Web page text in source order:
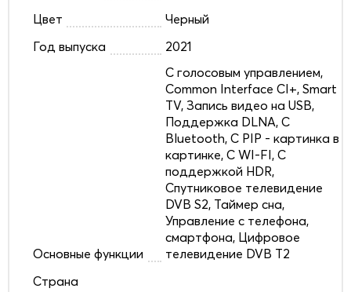
Цвет
Черный
Год выпуска
2021
Основные функции
C голосовым управлением,
Common Interface CI+, Smart
TV, Запись видео на USB,
Поддержка DLNA, С
Bluetooth, С PIP - картинка в
картинке, С WI-FI, С
поддержкой HDR,
Спутниковое телевидение
DVB S2, Таймер сна,
Управление с телефона,
смартфона, Цифровое
телевидение DVB T2
Страна